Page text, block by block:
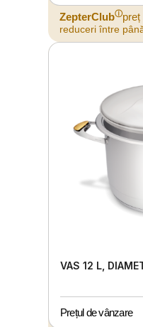
ZepterClubⓘpreț
reduceri între
VAS 12 L,
Prețul de vânzare